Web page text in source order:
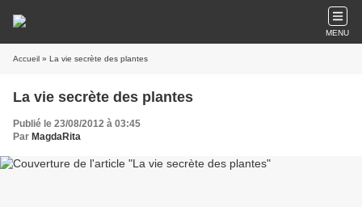
MENU
Accueil » La vie secrète des plantes
La vie secrète des plantes
Publié le 23/08/2012 à 03:45
Par MagdaRita